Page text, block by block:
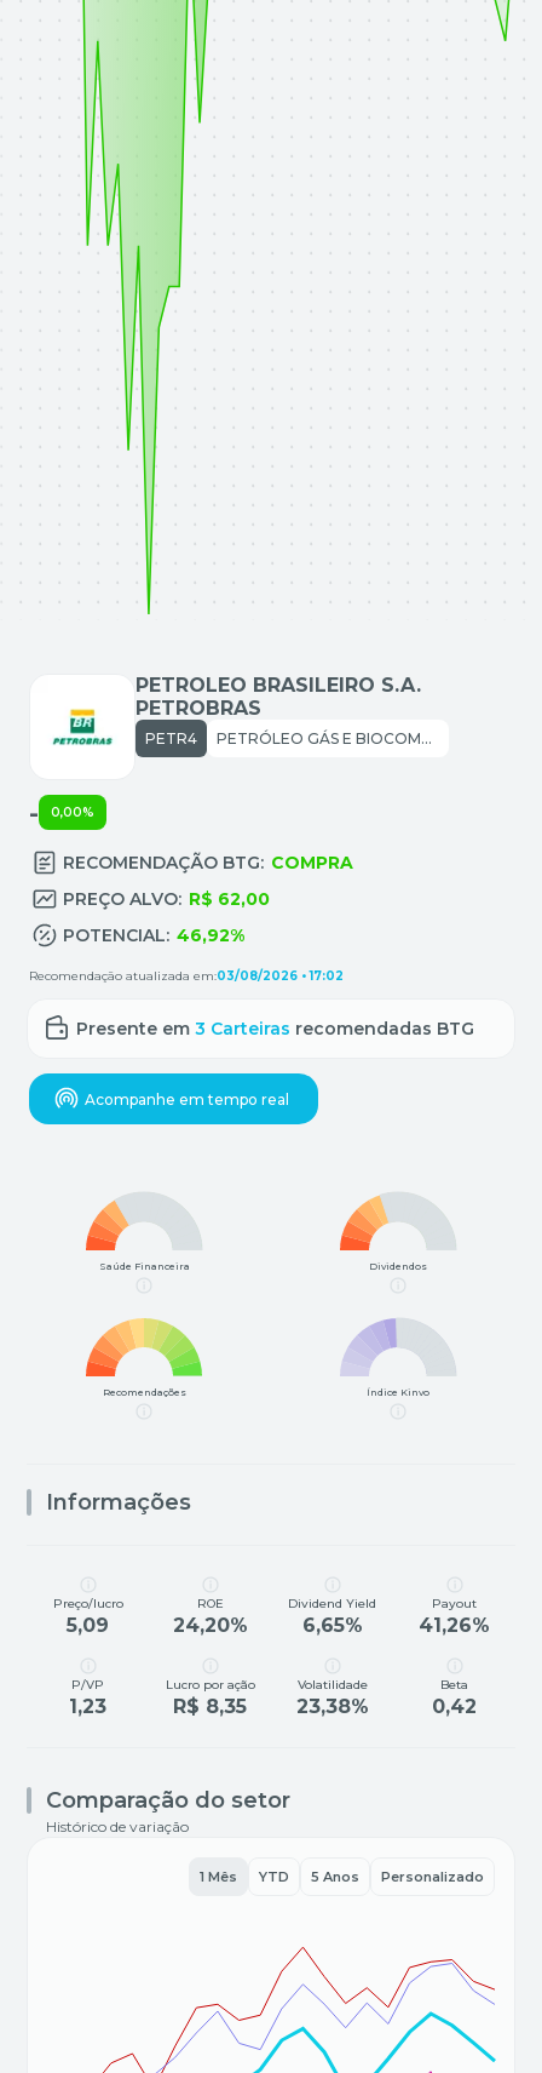
PETROLEO BRASILEIRO S.A.
PETROBRAS
PETR4 PETRÓLEO GÁS E BIOCOMBUSTÍVEIS: EXPLORAÇÃO REFINO E DISTRIBUIÇÃO
Presente em 3 Carteiras recomendadas BTG
Acompanhe em tempo real
- 0,00%
RECOMENDAÇÃO BTG: COMPRA
PREÇO ALVO: R$ 62,00
POTENCIAL: 46,92%
Recomendação atualizada em:03/08/2026 • 17:02
Saúde Financeira Dividendos
Recomendações Índice Kinvo
Informações
Preço/lucro
5,09
ROE
24,20%
Dividend Yield
6,65%
Payout
41,26%
P/VP
1,23
Lucro por ação
R$ 8,35
Volatilidade
23,38%
Beta
0,42
Comparação do setor
Histórico de variação
1 Mês YTD 5 Anos Personalizado